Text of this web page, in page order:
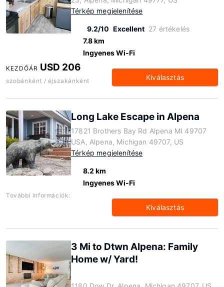
Térkép megjelenítése
9.2/10 Excellent 27 értékelés
7.8 km
Ingyenes Wi-Fi
KEZDŐÁR USD 206
szobánként / éjszakánként Kiválasztás
Long Lake Escape in Alpena
17821 Brothers Bay Rd Alpena MI 49707
USA, Alpena, Michigan 49707, US
Térkép megjelenítése
8.2 km
Ingyenes Wi-Fi
További információk:
Kiválasztás
3 Mi to Dtwn Alpena: Family
Home w/ Yard!